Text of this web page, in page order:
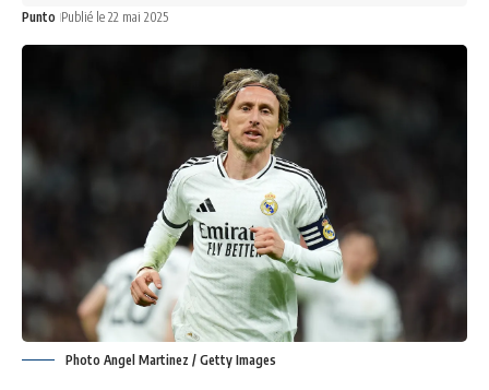
Punto Publié le 22 mai 2025
Photo Angel Martinez / Getty Images